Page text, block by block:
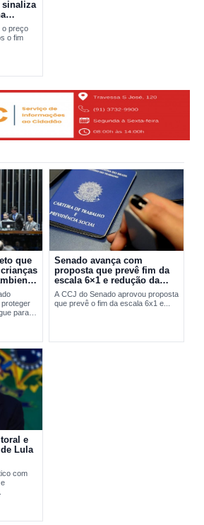
sinaliza
o preço
o fim
que
para
Senado avança com
proposta que prevê fim da
escala 6×1 e redução da
jornada de trabalho
A CCJ do Senado aprovou proposta
que prevê o fim da escala 6x1 e...
e
Lula
com